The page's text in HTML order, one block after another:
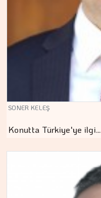
SONER KELEŞ
Konutta Türkiye'ye ilgi…